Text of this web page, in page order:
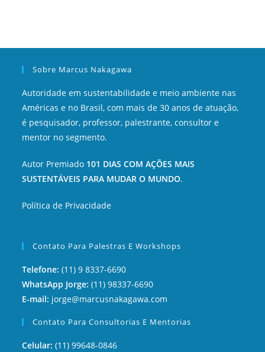
Sobre Marcus Nakagawa
Autoridade em sustentabilidade e meio ambiente nas
Américas e no Brasil, com mais de 30 anos de atuação,
é pesquisador, professor, palestrante, consultor e
mentor no segmento.
Autor Premiado 101 DIAS COM AÇÕES MAIS
SUSTENTÁVEIS PARA MUDAR O MUNDO.
Política de Privacidade
Contato Para Palestras E Workshops
Telefone: (11) 9 8337-6690
WhatsApp Jorge: (11) 98337-6690
E-mail: jorge@marcusnakagawa.com
Contato Para Consultorias E Mentorias
Celular: (11) 99648-0846